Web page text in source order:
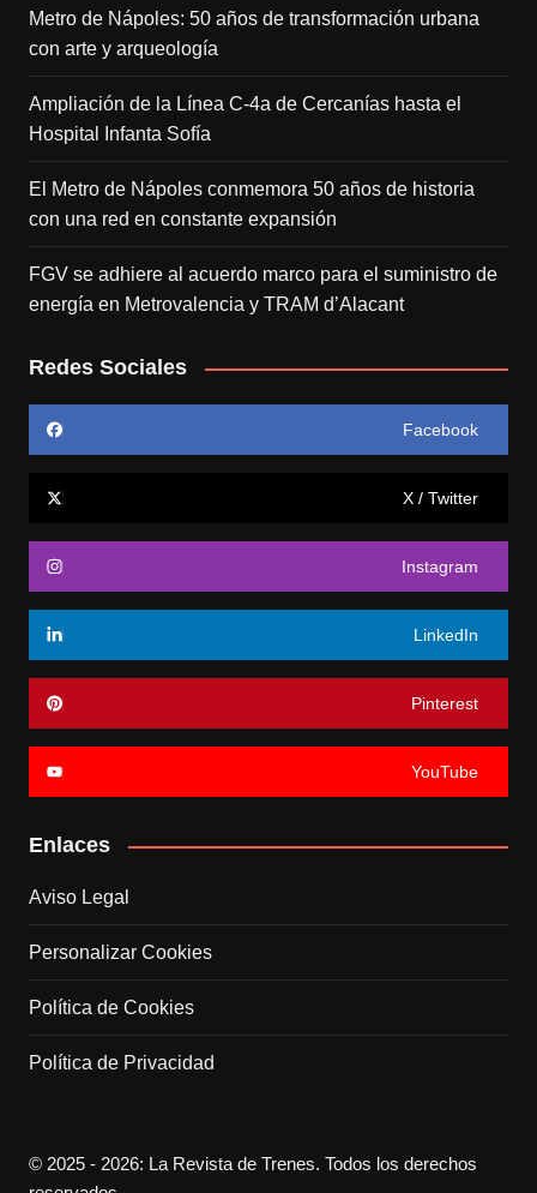
Metro de Nápoles: 50 años de transformación urbana
con arte y arqueología
Ampliación de la Línea C-4a de Cercanías hasta el
Hospital Infanta Sofía
El Metro de Nápoles conmemora 50 años de historia
con una red en constante expansión
FGV se adhiere al acuerdo marco para el suministro de
energía en Metrovalencia y TRAM d’Alacant
Redes Sociales
Facebook
X / Twitter
Instagram
LinkedIn
Pinterest
YouTube
Enlaces
Aviso Legal
Personalizar Cookies
Política de Cookies
Política de Privacidad
© 2025 - 2026: La Revista de Trenes. Todos los derechos